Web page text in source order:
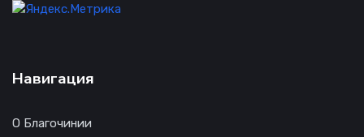
Навигация
О Благочинии